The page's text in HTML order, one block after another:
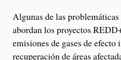
Algunas de las
abordan los proyectos
emisiones de gases de efecto
recuperación de áreas